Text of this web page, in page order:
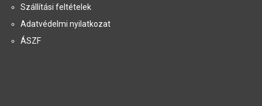
Szállítási feltételek
Adatvédelmi nyilatkozat
ÁSZF